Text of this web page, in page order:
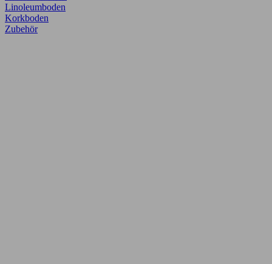
Linoleumboden
Korkboden
Zubehör